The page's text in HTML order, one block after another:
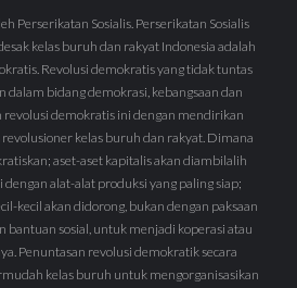
Perserikatan Sosialis. Perserikatan Sosialis
kelas buruh dan rakyat Indonesia adalah
Revolusi demokratis yang tidak tuntas
dalam bidang demokrasi, kebangsaan dan
revolusi demokratis ini dengan mendirikan
kelas buruh dan rakyat. Dimana
aset-aset kapitalis akan diambilalih
alat-alat produksi yang paling siap;
kecil akan didorong, bukan dengan paksaan
bantuan sosial, untuk menjadi koperasi atau
Penuntasan revolusi demokratik secara
kelas buruh untuk mengorganisasikan